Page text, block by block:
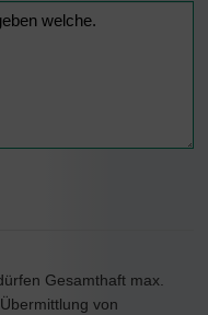
Gesamthaft max.
von